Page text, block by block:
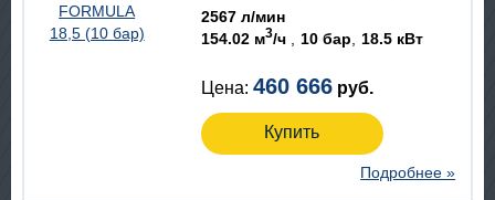
2567 л/мин
154.02 м3/ч 10 бар 18.5 кВт
Цена: 460 666 руб.
Купить
Подробнее »